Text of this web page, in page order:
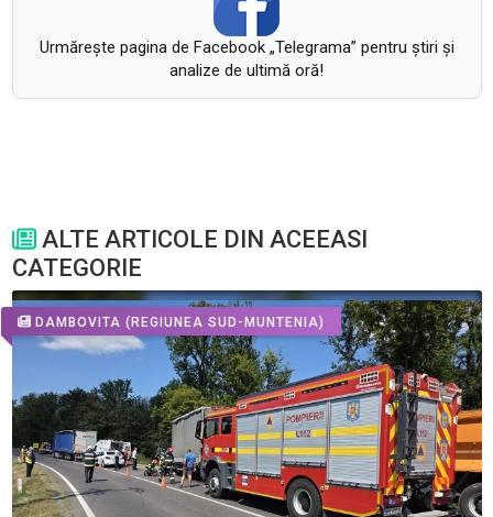
Urmăreşte pagina de Facebook „Telegrama” pentru ştiri şi
analize de ultimă oră!
ALTE ARTICOLE DIN ACEEASI
CATEGORIE
DAMBOVITA (REGIUNEA SUD-MUNTENIA)